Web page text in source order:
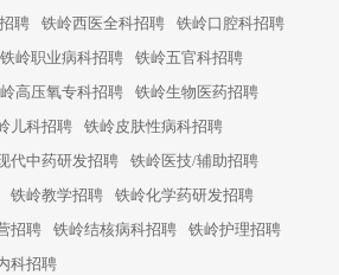
聘
铁岭西医全科招聘
铁岭口腔科招聘
铁岭职业病科招聘
铁岭五官科招聘
高压氧专科招聘
铁岭生物医药招聘
儿科招聘
铁岭皮肤性病科招聘
代中药研发招聘
铁岭医技/辅助招聘
铁岭教学招聘
铁岭化学药研发招聘
招聘 铁岭结核病科招聘
铁岭护理招聘
科招聘